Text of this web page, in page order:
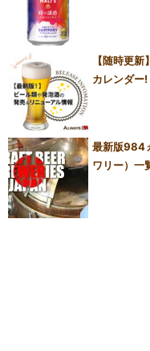
【随時更
カレンダー!
最新版984
ワリー）一